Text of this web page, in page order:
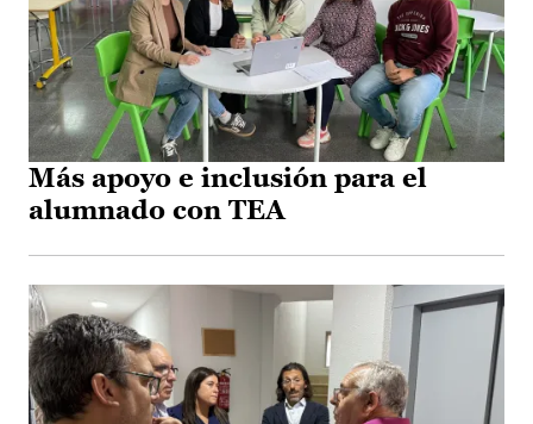
Más apoyo e inclusión para el
alumnado con TEA